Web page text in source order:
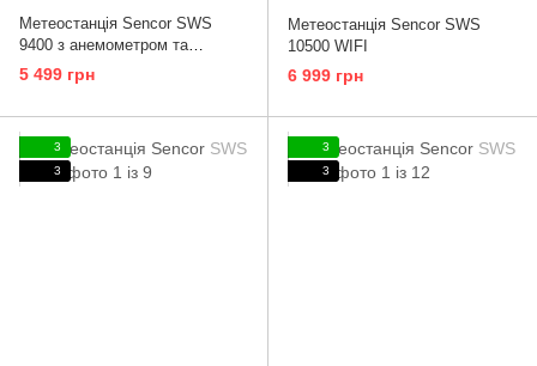
Метеостанція Sencor SWS
9400 з анемометром та
дощоміром
5 499 грн
Метеостанція Sencor SWS
10500 WIFI
6 999 грн
3
3
3
3